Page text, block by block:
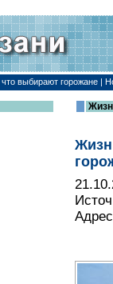
выбирают горожане |